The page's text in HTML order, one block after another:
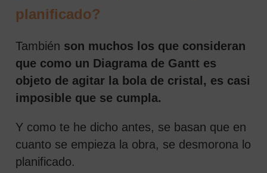
planificado?
También son muchos los que consideran
que como un Diagrama de Gantt es
objeto de agitar la bola de cristal, es casi
imposible que se cumpla.
Y como te he dicho antes, se basan que en
cuanto se empieza la obra, se desmorona lo
planificado.